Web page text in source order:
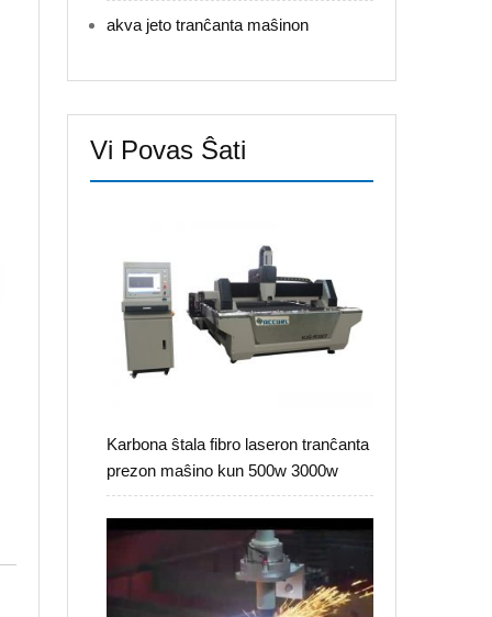
akva jeto tranĉanta maŝinon
Vi Povas Ŝati
Karbona ŝtala fibro laseron tranĉanta
prezon maŝino kun 500w 3000w